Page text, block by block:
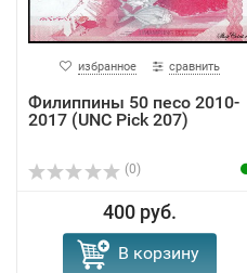
избранное сравнить
Филиппины 50 песо 2010-
2017 (UNC Pick 207)
(0)
400 руб.
В корзину